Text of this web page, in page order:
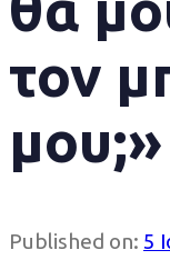
τον
μου;»
Published on: 5